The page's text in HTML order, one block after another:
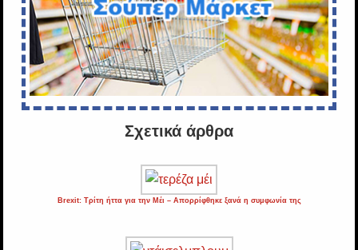
Σχετικά άρθρα
Brexit: Τρίτη ήττα για την Μέι – Απορρίφθηκε ξανά η συμφωνία της